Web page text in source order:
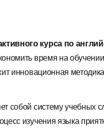
курса по
время на
инновационная
собой систему
изучения языка